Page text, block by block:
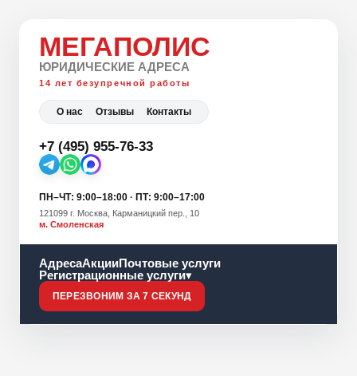
МЕГАПОЛИС
ЮРИДИЧЕСКИЕ АДРЕСА
14 лет безупречной работы
О нас Отзывы Контакты
+7 (495) 955-76-33
ПН–ЧТ: 9:00–18:00 · ПТ: 9:00–17:00
121099 г. Москва, Карманицкий пер., 10
м. Смоленская
АдресаАкцииПочтовые услуги
Регистрационные услуги▾
ПЕРЕЗВОНИМ ЗА 7 СЕКУНД